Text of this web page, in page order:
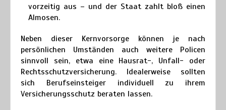
vorzeitig aus – und der Staat zahlt bloß einen
Almosen.
Neben dieser Kernvorsorge können je nach
persönlichen Umständen auch weitere Policen
sinnvoll sein, etwa eine Hausrat-, Unfall- oder
Rechtsschutzversicherung. Idealerweise sollten
sich Berufseinsteiger individuell zu ihrem
Versicherungsschutz beraten lassen.